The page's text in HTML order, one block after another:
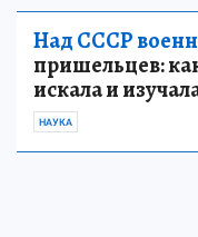
Над СССР
пришельцев:
искала и
НАУКА